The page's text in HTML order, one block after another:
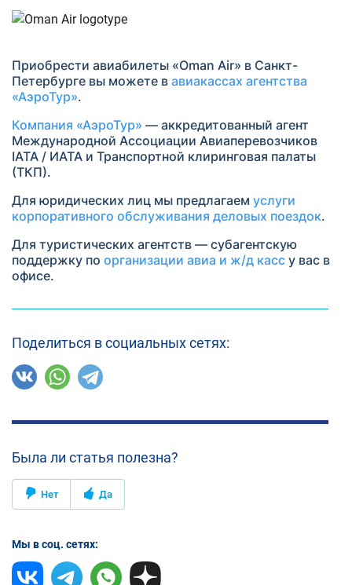
Приобрести авиабилеты «Oman Air» в Санкт-
Петербурге вы можете в авиакассах агентства
«АэроТур».
Компания «АэроТур» — аккредитованный агент
Международной Ассоциации Авиаперевозчиков
IATA / ИАТА и Транспортной клиринговая палаты
(ТКП).
Для юридических лиц мы предлагаем услуги
корпоративного обслуживания деловых поездок.
Для туристических агентств — субагентскую
поддержку по организации авиа и ж/д касс у вас в
офисе.
Поделиться в социальных сетях:
Была ли статья полезна?
Нет Да
Мы в соц. сетях: